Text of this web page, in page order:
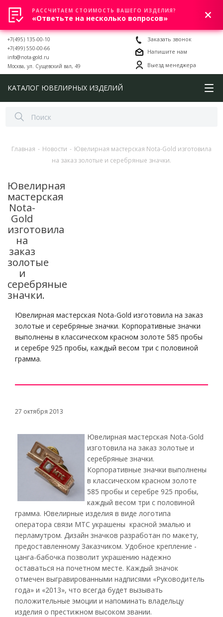
0
+7(495) 135-00-10
+7(499) 550-00-66
info@nota-gold.ru
Москва, ул. Сущевский вал, 49
Заказать звонок
Напишите нам
Выезд менеджера
КАТАЛОГ ЮВЕЛИРНЫХ ИЗДЕЛИЙ
Главная - Новости - Ювелирная мастерская Nota-Gold изготовила
на заказ золотые и серебряные значки.
Ювелирная
мастерская
Nota-
Gold
изготовила
на
заказ
золотые
и
серебряные
значки.
Ювелирная мастерская Nota-Gold изготовила на заказ
золотые и серебряные значки. Корпоративные значки
выполнены в классическом красном золоте 585 пробы
и серебре 925 пробы, каждый весом три с половиной
грамма.
27 октября 2013
Ювелирная мастерская Nota-Gold
изготовила на заказ золотые и
серебряные значки.
Корпоративные значки выполнены
в классическом красном золоте
585 пробы и серебре 925 пробы,
каждый весом три с половиной
грамма. Ювелирные изделия в виде логотипа
оператора связи МТС украшены красной эмалью и
перламутром. Дизайн значков разработан по макету,
предоставленному Заказчиком. Удобное крепление -
цанга-бабочка позволит украшению надежно
оставаться на почетном месте. Каждый значок
отмечен выгравированными надписями «Руководитель
года» и «2013», что всегда будет вызывать
положительные эмоции и напоминать владельцу
изделия о престижном высоком звании.
РАССЧИТАЕМ СТОИМОСТЬ ВАШЕГО ИЗДЕЛИЯ?
«Ответьте на несколько вопросов»